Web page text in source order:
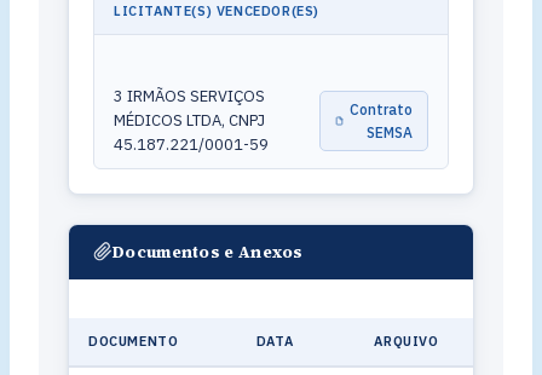
LICITANTE(S) VENCEDOR(ES)
3 IRMÃOS SERVIÇOS
MÉDICOS LTDA, CNPJ
45.187.221/0001-59
Contrato
SEMSA
Documentos e Anexos
DOCUMENTO DATA ARQUIVO